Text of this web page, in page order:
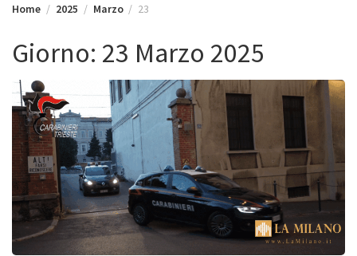
Home 2025 Marzo 23
Giorno: 23 Marzo 2025